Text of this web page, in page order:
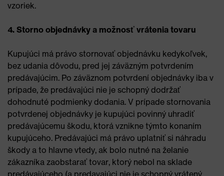
vzoriek.
4. Storno objednávky a možnosť vrátenia tovaru
Kupujúci má právo stornovať objednávku kedykoľvek,
bez udania dôvodu, pred jej záväzným potvrdením
predávajúcim. Po záväznom potvrdení objednávky iba v
prípade, že predávajúci nie je schopný dodržať
dohodnuté podmienky dodania. V prípade stornovania
potvrdenej objednávky je kupujúci povinný uhradiť
predávajúcemu škodu, ktorá vznikne týmto konaním
kupujúceho. Predávajúci má právo uplatniť si náhradu
škody a to hlavne vtedy, ak bolo nutné na želanie
zákazníka zaobstarať tovar, ktorý nebol na sklade
predávajúceho (a predavajúci nie je schopný vrátený